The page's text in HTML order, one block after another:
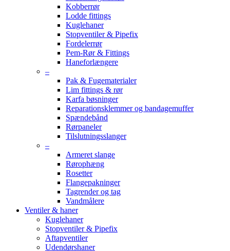
Kobberrør
Lodde fittings
Kuglehaner
Stopventiler & Pipefix
Fordelerrør
Pem-Rør & Fittings
Haneforlængere
–
Pak & Fugematerialer
Lim fittings & rør
Karfa bøsninger
Reparationsklemmer og bandagemuffer
Spændebånd
Rørpaneler
Tilslutningsslanger
–
Armeret slange
Rørophæng
Rosetter
Flangepakninger
Tagrender og tag
Vandmålere
Ventiler & haner
Kuglehaner
Stopventiler & Pipefix
Aftapventiler
Udendørshaner